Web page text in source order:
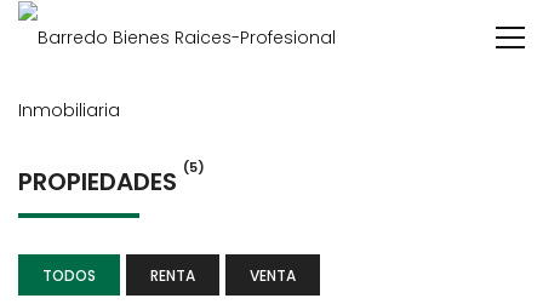
PROPIEDADES (5)
TODOS RENTA VENTA